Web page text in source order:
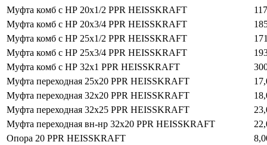
Муфта комб с НР 20х1/2 PPR HEISSKRAFT
Муфта комб с НР 20х3/4 PPR HEISSKRAFT
Муфта комб с НР 25х1/2 PPR HEISSKRAFT
Муфта комб с НР 25х3/4 PPR HEISSKRAFT
Муфта комб с НР 32х1 PPR HEISSKRAFT
Муфта переходная 25x20 PPR HEISSKRAFT
Муфта переходная 32x20 PPR HEISSKRAFT
Муфта переходная 32x25 PPR HEISSKRAFT
Муфта переходная вн-нр 32х20 PPR HEISSKRAFT
Опора 20 PPR HEISSKRAFT